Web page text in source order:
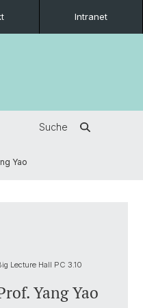
Intranet
Suche
Yao
Lecture Hall PC 3.10
Yang Yao